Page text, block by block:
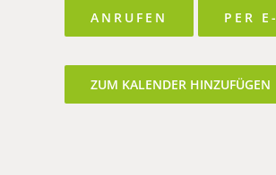
ANRUFEN PER
ZUM KALENDER HINZUFÜGEN